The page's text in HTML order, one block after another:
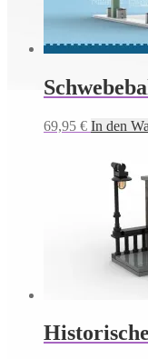
69,95 € In den